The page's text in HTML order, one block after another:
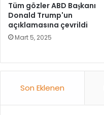
Tüm gözler ABD Başkanı
Donald Trump'un
açıklamasına çevrildi
Mart 5, 2025
Son Eklenen